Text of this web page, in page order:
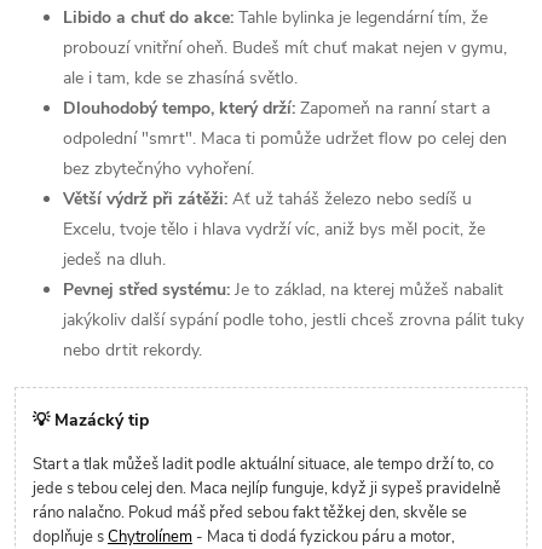
Libido a chuť do akce: Tahle bylinka je legendární tím, že
probouzí vnitřní oheň. Budeš mít chuť makat nejen v gymu,
ale i tam, kde se zhasíná světlo.
Dlouhodobý tempo, který drží: Zapomeň na ranní start a
odpolední "smrt". Maca ti pomůže udržet flow po celej den
bez zbytečnýho vyhoření.
Větší výdrž při zátěži: Ať už taháš železo nebo sedíš u
Excelu, tvoje tělo i hlava vydrží víc, aniž bys měl pocit, že
jedeš na dluh.
Pevnej střed systému: Je to základ, na kterej můžeš nabalit
jakýkoliv další sypání podle toho, jestli chceš zrovna pálit tuky
nebo drtit rekordy.
💡 Mazácký tip
Start a tlak můžeš ladit podle aktuální situace, ale tempo drží to, co
jede s tebou celej den. Maca nejlíp funguje, když ji sypeš pravidelně
ráno nalačno. Pokud máš před sebou fakt těžkej den, skvěle se
doplňuje sChytrolínem - Maca ti dodá fyzickou páru a motor,